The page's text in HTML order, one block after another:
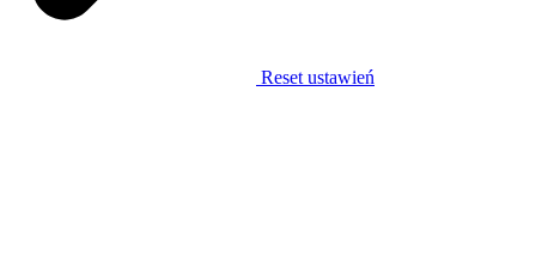
Reset ustawień